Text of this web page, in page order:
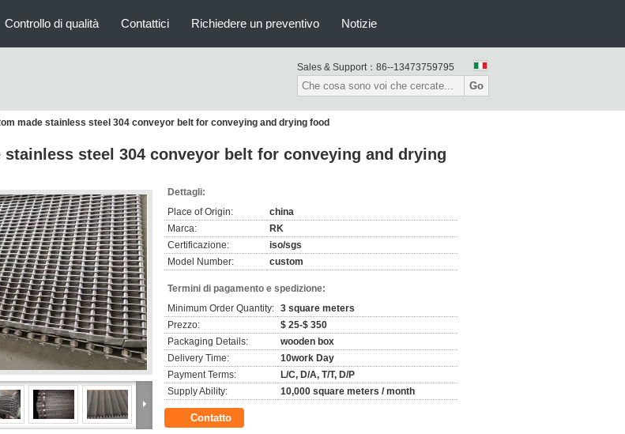
Controllo di qualità Contattici Richiedere un preventivo Notizie
Sales & Support： 86--13473759795
Go
made stainless steel 304 conveyor belt for conveying and drying food
stainless steel 304 conveyor belt for conveying and drying
Dettagli:
Place of Origin:
china
Marca:
RK
Certificazione:
iso/sgs
Model Number:
custom
Termini di pagamento e spedizione:
Minimum Order Quantity: 3 square meters
Prezzo:
$ 25-$ 350
Packaging Details:
wooden box
Delivery Time:
10work Day
Payment Terms:
L/C, D/A, T/T, D/P
Supply Ability:
10,000 square meters / month
Contatto